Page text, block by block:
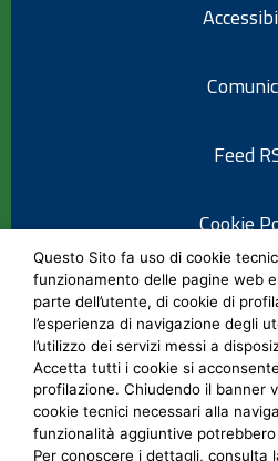
Feed
Cookie
Informativa
Note
Social
Questo Sito fa uso di cookie
funzionamento delle pagine web
parte dell’utente, di cookie di
l’esperienza di navigazione degli
l’utilizzo dei servizi messi a
Accetta tutti i cookie si
profilazione. Chiudendo il banner
cookie tecnici necessari alla
funzionalità aggiuntive
Per conoscere i dettagli, consulta